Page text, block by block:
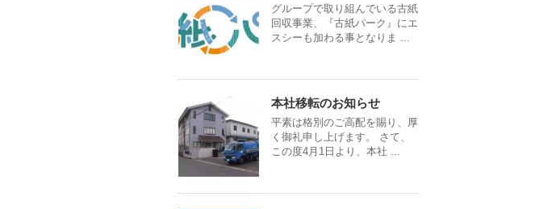
グループで取り組んでいる古紙
回収事業、『古紙パーク』にエ
スシーも加わる事となりま ...
本社移転のお知らせ
平素は格別のご高配を賜り、厚
く御礼申し上げます。 さて、
この度4月1日より、本社 ...